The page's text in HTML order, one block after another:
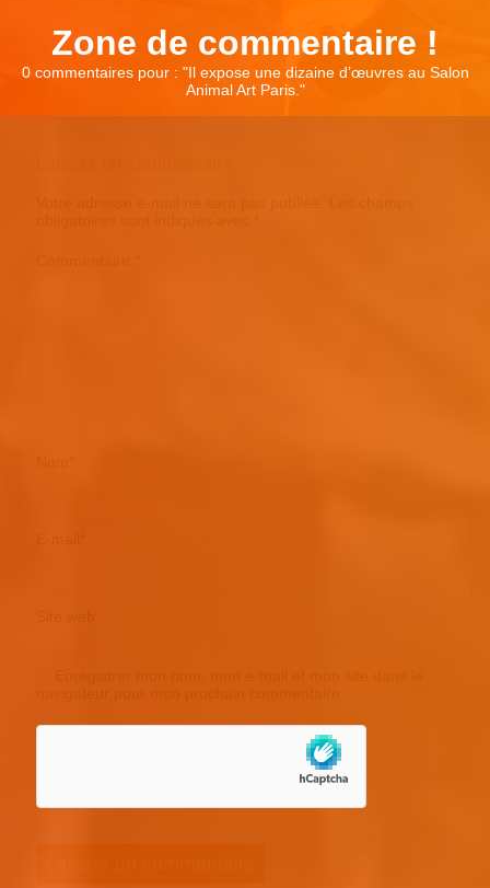
Zone de commentaire !
0 commentaires pour : "Il expose une dizaine d’œuvres au Salon
Animal Art Paris. "